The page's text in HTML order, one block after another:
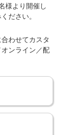
様より開催し
ださい。
わせてカスタ
ンライン／配